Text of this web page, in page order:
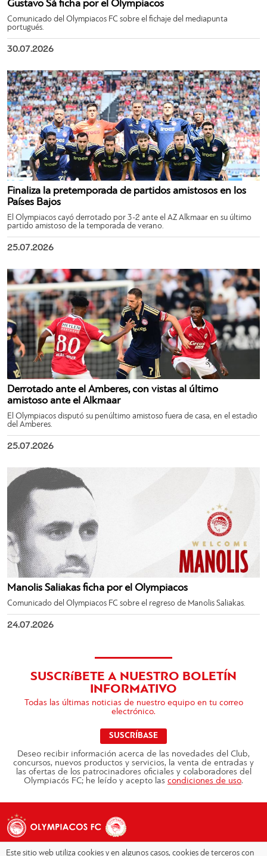
Gustavo Sá ficha por el Olympiacos
Comunicado del Olympiacos FC sobre el fichaje del mediapunta
portugués.
30.07.2026
Finaliza la pretemporada de partidos amistosos en los
Países Bajos
El Olympiacos cayó derrotado por 3-2 ante el AZ Alkmaar en su último
partido amistoso de la temporada de verano.
25.07.2026
Derrotado ante el Amberes, con vistas al último
amistoso ante el Alkmaar
El Olympiacos disputó su penúltimo amistoso fuera de casa, en el estadio
del Amberes.
25.07.2026
Manolis Saliakas ficha por el Olympiacos
Comunicado del Olympiacos FC sobre el regreso de Manolis Saliakas.
24.07.2026
SUSCRíBETE A NUESTRO BOLETÍN
INFORMATIVO
Todas las últimas noticias de nuestro equipo en tu correo
electrónico.
SUSCRÍBASE
Deseo recibir información acerca de las novedades del Club,
concursos, nuevos productos y servicios, la venta de entradas y
las ofertas de los patrocinadores oficiales y colaboradores del
Olympiacós FC; he leído y acepto las condiciones de uso.
Este sitio web utiliza cookies y en algunos casos, cookies de terceros con